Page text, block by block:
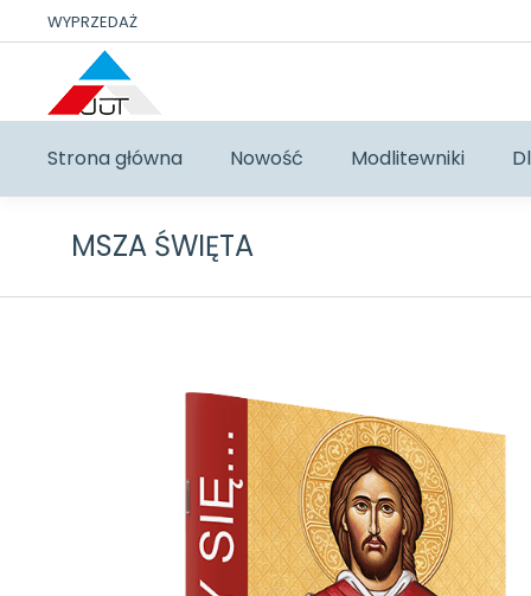
WYPRZEDAŻ
Strona główna Nowość Modlitewniki
MSZA ŚWIĘTA